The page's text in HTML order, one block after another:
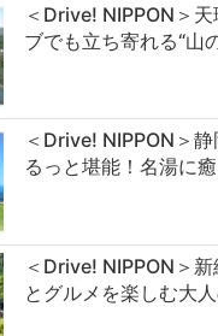
＜Drive! NIPPON＞
ブでも立ち寄れる“山
＜Drive! NIPPON＞
るっと堪能！名湯に
＜Drive! NIPPON＞
とグルメを楽しむ大